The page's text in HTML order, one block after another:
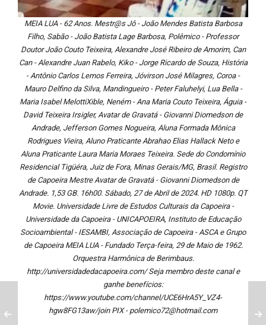
MEIA LUA - 62 Anos. Mestr@s Jô - João Mendes Batista Barbosa
Filho, Sabão - João Batista Lage Barbosa, Polêmico - Professor
Doutor João Couto Teixeira, Alexandre José Ribeiro de Amorim, Can
Can - Alexandre Juan Rabelo, Kiko - Jorge Ricardo de Souza, História
- Antônio Carlos Lemos Ferreira, Jóvirson José Milagres, Coroa -
Mauro Delfino da Silva, Mandingueiro - Peter Faluhelyi, Lua Bella -
Maria Isabel MelottiXible, Neném - Ana Maria Couto Teixeira, Águia -
David Teixeira Irsigler, Avatar de Gravatá - Giovanni Diomedson de
Andrade, Jefferson Gomes Nogueira, Aluna Formada Mônica
Rodrigues Vieira, Aluno Praticante Abrahao Elias Hallack Neto e
Aluna Praticante Laura Maria Moraes Teixeira. Sede do Condomínio
Residencial Tigüéra, Juiz de Fora, Minas Gerais/MG, Brasil. Registro
de Capoeira Mestre Avatar de Gravatá - Giovanni Diomedson de
Andrade. 1,53 GB. 16h00. Sábado, 27 de Abril de 2024. HD 1080p. QT
Movie. Universidade Livre de Estudos Culturais da Capoeira -
Universidade da Capoeira - UNICAPOEIRA, Instituto de Educação
Socioambiental - IESAMBI, Associação de Capoeira - ASCA e Grupo
de Capoeira MEIA LUA - Fundado Terça-feira, 29 de Maio de 1962.
Orquestra Harmônica de Berimbaus.
http://universidadedacapoeira.com/ Seja membro deste canal e
ganhe benefícios:
https://www.youtube.com/channel/UCE6HrA5Y_VZ4-
hgw8FG13aw/join PIX - polemico72@hotmail.com